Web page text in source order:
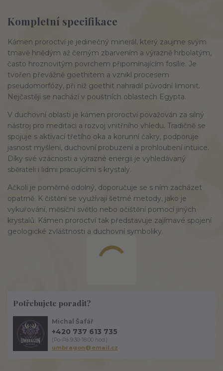
Kompletní specifikace
Kámen proroctví je jedinečný minerál, který zaujme svým
tmavě hnědým až černým zbarvením a výrazně hrbolatým,
často hroznovitým povrchem připomínajícím fosílie. Je
tvořen převážně goethitem a vznikl procesem
pseudomorfózy, při níž goethit nahradil původní limonit.
Nejčastěji se nachází v pouštních oblastech Egypta.
V duchovní oblasti je kámen proroctví považován za silný
nástroj pro meditaci a rozvoj vnitřního vhledu. Tradičně se
spojuje s aktivací třetího oka a korunní čakry, podporuje
jasnost myšlení, duchovní probuzení a prohloubení intuice.
Díky své vzácnosti a výrazné energii je vyhledávaný
sběrateli i lidmi pracujícími s krystaly.
Ačkoli je poměrně odolný, doporučuje se s ním zacházet
opatrně. K čištění se využívají šetrné metody, jako je
vykuřování, měsíční světlo nebo očištění pomocí jiných
krystalů. Kámen proroctví tak představuje zajímavé spojení
geologické zvláštnosti a duchovní symboliky.
Potřebujete poradit?
Michal Šafář
+420 737 613 735
(Po-Pá 9:30-18:00 hod.)
umbragon@email.cz